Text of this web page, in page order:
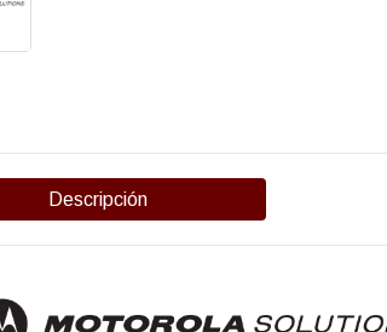
Descripción